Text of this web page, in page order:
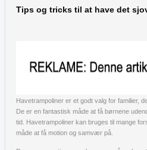
Tips og tricks til at have det
Havetrampoliner er et godt valg for familier,
De er en fantastisk måde at få børnene
tid. Havetrampoliner kan bruges til mange
måde at få motion og samvær på.